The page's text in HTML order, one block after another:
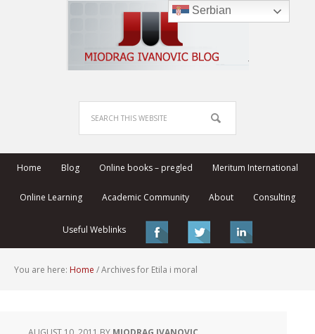
Home Blog Online books – pregled Meritum International
Online Learning Academic Community About Consulting
Useful Weblinks
You are here: Home /Archives for Etila i moral
Serbian